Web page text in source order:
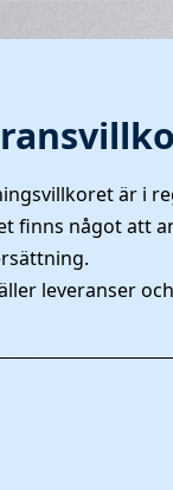
är i
finns något att
leveranser